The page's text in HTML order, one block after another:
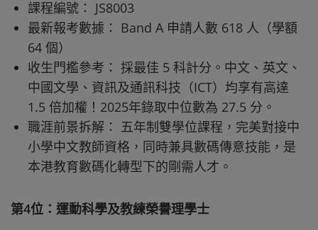
課程編號： JS8003
最新報考數據： Band A 申請人數 618 人（學額
64 個）
收生門檻參考： 採最佳 5 科計分。中文、英文、
中國文學、資訊及通訊科技（ICT）均享有高達
1.5 倍加權！2025年錄取中位數為 27.5 分。
職涯前景拆解： 五年制雙學位課程，完美對接中
小學中文教師資格，同時兼具數碼傳意技能，是
本港教育數碼化轉型下的剛需人才。
第4位：運動科學及教練榮譽理學士